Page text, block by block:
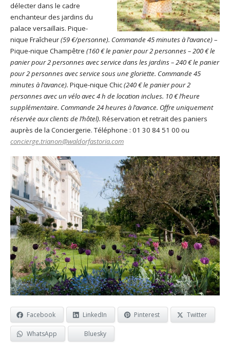
délecter dans le cadre
enchanteur des jardins du
palace versaillais. Pique-
nique Fraîcheur(59 €/personne). Commande 45 minutes à l’avance)–
Pique-nique Champêtre (160 € le panier pour 2 personnes – 200 € le
panier pour 2 personnes avec service dans les jardins – 240 € le panier
pour 2 personnes avec service sous une gloriette. Commande 45
minutes à l’avance). Pique-nique Chic(240 € le panier pour 2
personnes avec un vélo avec 4 h de location inclues. 10 € l’heure
supplémentaire. Commande 24 heures à l’avance. Offre uniquement
réservée aux clients de l’hôtel). Réservation et retrait des paniers
auprès de la Conciergerie. Téléphone : 01 30 84 51 00 ou
concierge.trianon@waldorfastoria.com
Facebook LinkedIn Pinterest Twitter
WhatsApp Bluesky